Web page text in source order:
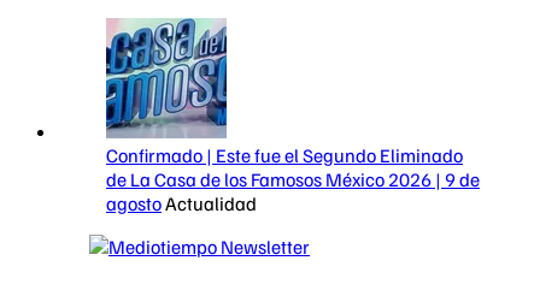
Confirmado | Este fue el Segundo Eliminado
de La Casa de los Famosos México 2026 | 9 de
agostoActualidad